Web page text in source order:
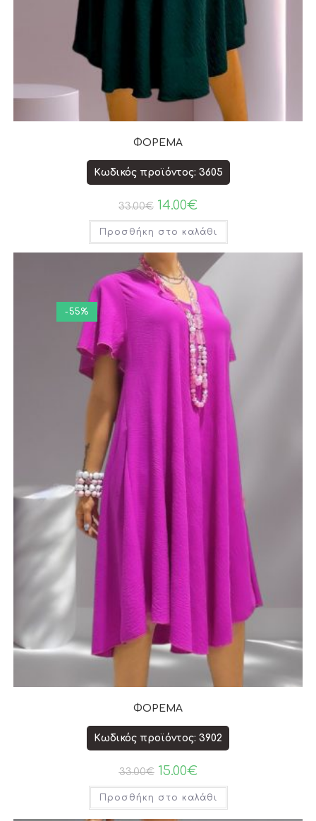
ΦΟΡΕΜΑ
Κωδικός προϊόντος: 3605
33.00€ 14.00€
Προσθήκη στο καλάθι
-55%
ΦΟΡΕΜΑ
Κωδικός προϊόντος: 3902
33.00€ 15.00€
Προσθήκη στο καλάθι